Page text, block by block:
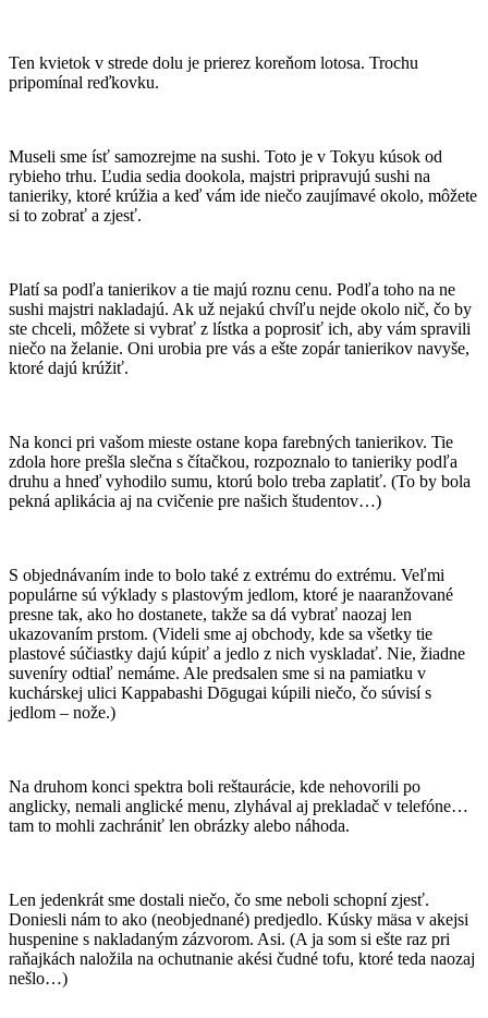
Ten kvietok v strede dolu je prierez koreňom lotosa. Trochu
pripomínal reďkovku.
Museli sme ísť samozrejme na sushi. Toto je v Tokyu kúsok od
rybieho trhu. Ľudia sedia dookola, majstri pripravujú sushi na
tanieriky, ktoré krúžia a keď vám ide niečo zaujímavé okolo, môžete
si to zobrať a zjesť.
Platí sa podľa tanierikov a tie majú roznu cenu. Podľa toho na ne
sushi majstri nakladajú. Ak už nejakú chvíľu nejde okolo nič, čo by
ste chceli, môžete si vybrať z lístka a poprosiť ich, aby vám spravili
niečo na želanie. Oni urobia pre vás a ešte zopár tanierikov navyše,
ktoré dajú krúžiť.
Na konci pri vašom mieste ostane kopa farebných tanierikov. Tie
zdola hore prešla slečna s čítačkou, rozpoznalo to tanieriky podľa
druhu a hneď vyhodilo sumu, ktorú bolo treba zaplatiť. (To by bola
pekná aplikácia aj na cvičenie pre našich študentov…)
S objednávaním inde to bolo také z extrému do extrému. Veľmi
populárne sú výklady s plastovým jedlom, ktoré je naaranžované
presne tak, ako ho dostanete, takže sa dá vybrať naozaj len
ukazovaním prstom. (Videli sme aj obchody, kde sa všetky tie
plastové súčiastky dajú kúpiť a jedlo z nich vyskladať. Nie, žiadne
suveníry odtiaľ nemáme. Ale predsalen sme si na pamiatku v
kuchárskej ulici Kappabashi Dōgugai kúpili niečo, čo súvisí s
jedlom – nože.)
Na druhom konci spektra boli reštaurácie, kde nehovorili po
anglicky, nemali anglické menu, zlyhával aj prekladač v telefóne…
tam to mohli zachrániť len obrázky alebo náhoda.
Len jedenkrát sme dostali niečo, čo sme neboli schopní zjesť.
Doniesli nám to ako (neobjednané) predjedlo. Kúsky mäsa v akejsi
huspenine s nakladaným zázvorom. Asi. (A ja som si ešte raz pri
raňajkách naložila na ochutnanie akési čudné tofu, ktoré teda naozaj
nešlo…)